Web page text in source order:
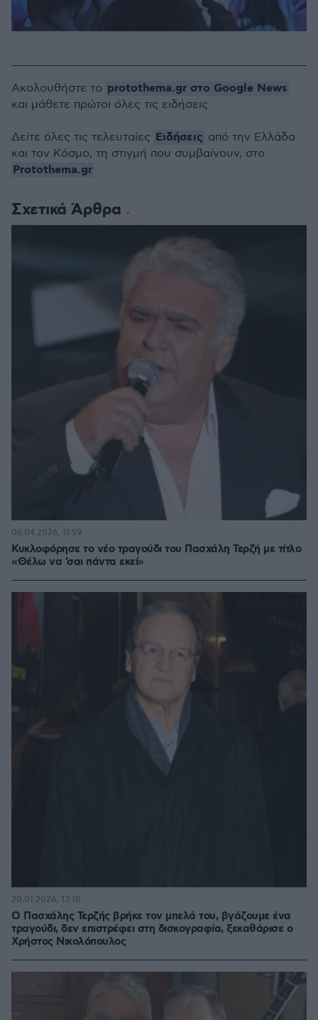
Σχετικά Άρθρα
Κυκλοφόρησε το νέο τραγούδι του Πασχάλη Τερζή με τίτλο
«Θέλω να ’σαι πάντα εκεί»
06.04.2026, 11:59
Ο Πασχάλης Τερζής βρήκε τον μπελά του, βγάζουμε ένα
τραγούδι, δεν επιστρέφει στη δισκογραφία, ξεκαθάρισε ο
Χρήστος Νικολόπουλος
20.01.2026, 13:10
Ακολουθήστε το protothema.gr στο Google News
και μάθετε πρώτοι όλες τις ειδήσεις
Δείτε όλες τις τελευταίες Ειδήσεις από την Ελλάδα
και τον Κόσμο, τη στιγμή που συμβαίνουν, στο
Protothema.gr